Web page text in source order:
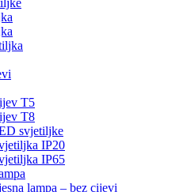
T5
T8
svjetiljke
IP20
IP65
lampa – bez cijevi